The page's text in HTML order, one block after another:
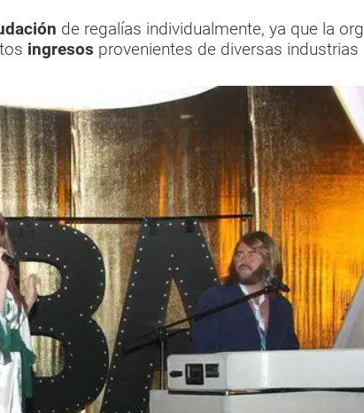
de regalías individualmente, ya que la
ingresos provenientes de diversas industrias